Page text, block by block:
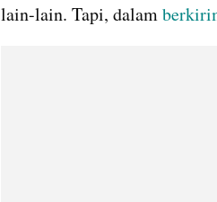
lain-lain. Tapi, dalam